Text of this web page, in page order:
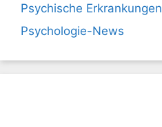
Psychische Erkrankungen
Psychologie-News